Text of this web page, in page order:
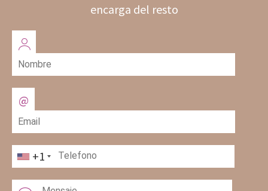
encarga del resto
+1